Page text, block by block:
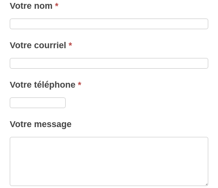
Votre nom *
Votre courriel *
Votre téléphone *
Votre message